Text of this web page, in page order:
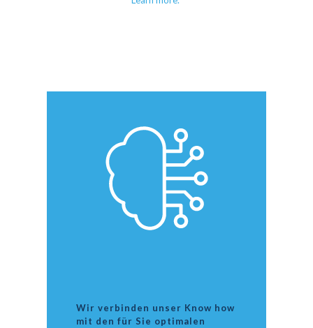
Wir verbinden unser Know how
mit den für Sie optimalen